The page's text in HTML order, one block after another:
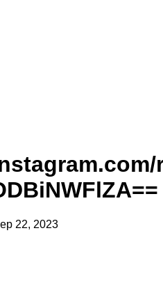
22, 2023